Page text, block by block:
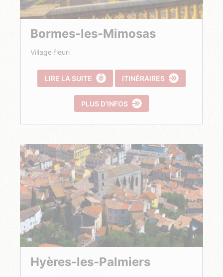
Bormes-les-Mimosas
Village fleuri
LIRE LA SUITE ITINÉRAIRES
PLUS D’INFOS
Hyères-les-Palmiers